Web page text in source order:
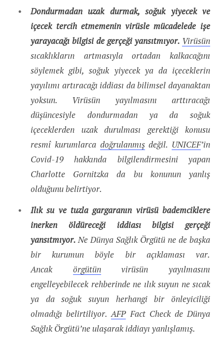
Dondurmadan uzak durmak, soğuk yiyecek ve
içecek tercih etmemenin virüsle mücadelede işe
yarayacağı bilgisi de gerçeği yansıtmıyor. Virüsün
sıcaklıkların artmasıyla ortadan kalkacağını
söylemek gibi, soğuk yiyecek ya da içeceklerin
yayılımı artıracağı iddiası da bilimsel dayanaktan
yoksun. Virüsün yayılmasını arttıracağı
düşüncesiyle dondurmadan ya da soğuk
içeceklerden uzak durulması gerektiği konusu
resmî kurumlarca doğrulanmışdeğil. UNICEF’in
Covid-19 hakkında bilgilendirmesini yapan
Charlotte Gornitzka da bu konunun yanlış
olduğunu belirtiyor.
Ilık su ve tuzla gargaranın virüsü bademciklere
inerken öldüreceği iddiası bilgisi gerçeği
yansıtmıyor.Ne Dünya Sağlık Örgütü ne de başka
bir kurumun böyle bir açıklaması var.
Ancak örgütün
virüsün yayılmasını
engelleyebilecek rehberinde ne ılık suyun ne sıcak
ya da soğuk suyun herhangi bir önleyiciliği
olmadığı belirtiliyor.AFPFact Check de Dünya
Sağlık Örgütü’ne ulaşarak iddiayı yanlışlamış.